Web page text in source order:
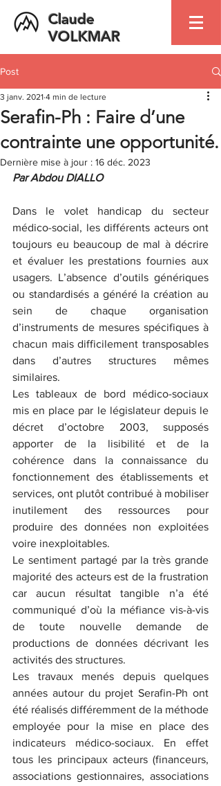
Claude
VOLKMAR
Post
Serafin-Ph : Faire d’une
contrainte une opportunité.
3 janv. 2021 4 min de lecture
Dernière mise à jour : 16 déc. 2023
Par Abdou DIALLO
Dans le volet handicap du secteur
médico-social, les différents acteurs ont
toujours eu beaucoup de mal à décrire
et évaluer les prestations fournies aux
usagers. L’absence d’outils génériques
ou standardisés a généré la création au
sein de chaque organisation
d’instruments de mesures spécifiques à
chacun mais difficilement transposables
dans d’autres structures mêmes
similaires.
Les tableaux de bord médico-sociaux
mis en place par le législateur depuis le
décret d’octobre 2003, supposés
apporter de la lisibilité et de la
cohérence dans la connaissance du
fonctionnement des établissements et
services, ont plutôt contribué à mobiliser
inutilement des ressources pour
produire des données non exploitées
voire inexploitables.
Le sentiment partagé par la très grande
majorité des acteurs est de la frustration
car aucun résultat tangible n’a été
communiqué d’où la méfiance vis-à-vis
de toute nouvelle demande de
productions de données décrivant les
activités des structures.
Les travaux menés depuis quelques
années autour du projet Serafin-Ph ont
été réalisés différemment de la méthode
employée pour la mise en place des
indicateurs médico-sociaux. En effet
tous les principaux acteurs (financeurs,
associations gestionnaires, associations